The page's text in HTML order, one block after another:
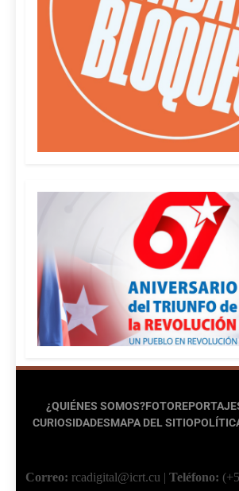
¿QUIÉNES SOMOS?
CURIOSIDADESMAPA DEL SITIO
Correo: rcadigital@icrt.cu | Teléfono: